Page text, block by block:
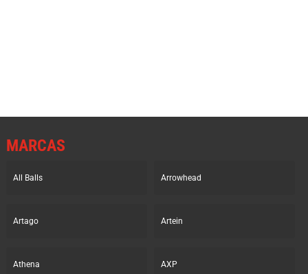
MARCAS
All Balls Arrowhead
Artago Artein
Athena AXP